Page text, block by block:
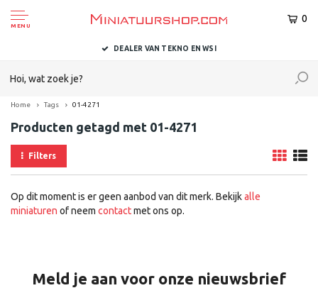
MENU
0
DEALER VAN TEKNO EN WSI
Home Tags 01-4271
Producten getagd met 01-4271
Filters
Op dit moment is er geen aanbod van dit merk. Bekijkalle
miniaturen of neem contactmet ons op.
Meld je aan voor onze nieuwsbrief